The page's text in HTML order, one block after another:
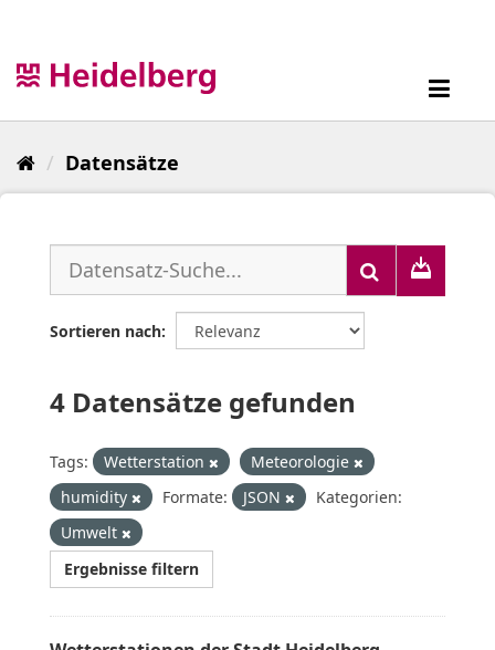
Datensätze
Sortieren nach
4 Datensätze gefunden
Tags: Wetterstation
Meteorologie
humidity
Formate: JSON
Kategorien:
Umwelt
Ergebnisse filtern